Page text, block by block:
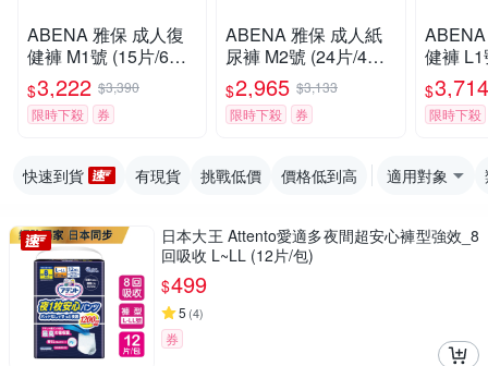
ABENA 雅保 成人復
健褲 M1號 (15片/6包/
箱)【杏一】
$3,222 $3,390
限時下殺
券
ABENA 雅保 成人紙
尿褲 M2號 (24片/4包/
箱)【杏一】
$2,965 $3,133
限時下殺
券
健褲
箱)【
$3,714
限時下殺
快速到貨 有現貨 挑戰低價 價格低到高 適用對象
日本大王 Attento愛適多夜間超安心褲型強效_8
回吸收 L~LL (12片/包)
$499
5 (4)
券